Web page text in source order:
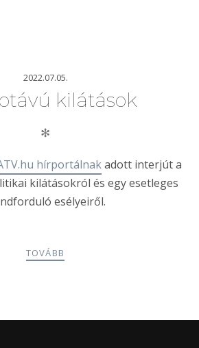
2022.07.05.
kilátások
✻
hírportálnakadott interjút a
kilátásokról és egy esetleges
esélyeiről.
TOVÁBB